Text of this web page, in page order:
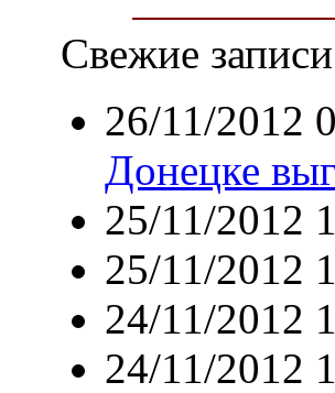
Свежие
26/11/2012
Донецке
25/11/2012
25/11/2012
24/11/2012
24/11/2012